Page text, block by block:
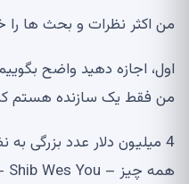
من اکثر نظرات و بحث ها را
من فقط یک سازنده هستم
4 میلیون دلار عدد بزرگی
همه چیز – Shib Wes You –